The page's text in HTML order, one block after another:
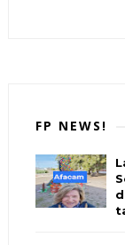
FP NEWS!